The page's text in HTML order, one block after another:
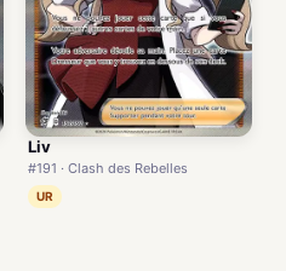
Liv
#191 · Clash des Rebelles
UR